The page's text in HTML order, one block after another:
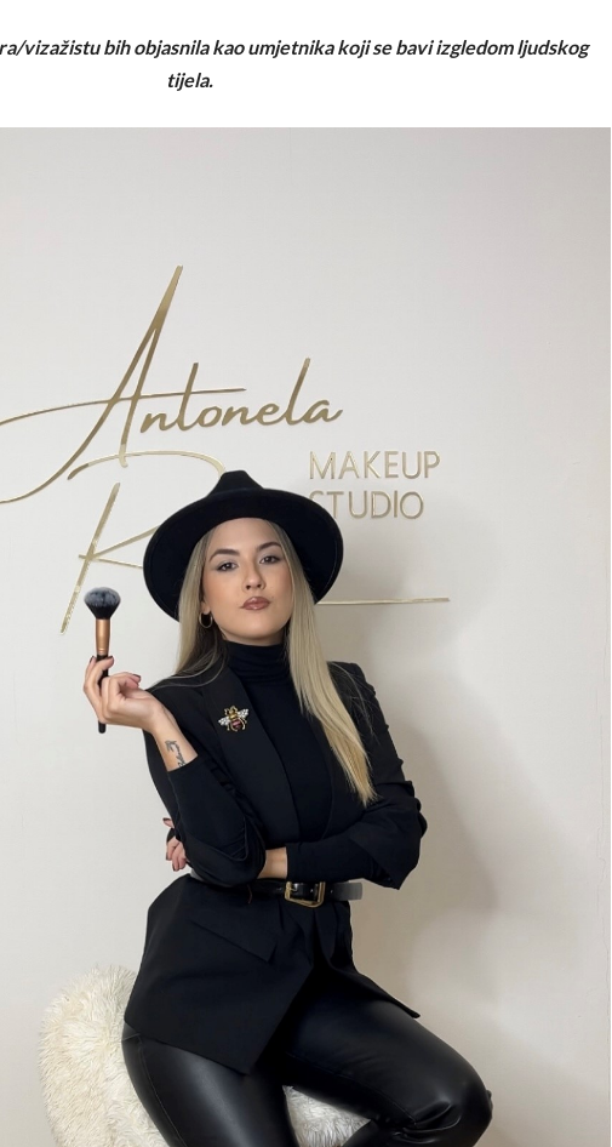
vizažistu bih objasnila kao umjetnika koji se bavi izgledom ljudskog
tijela.